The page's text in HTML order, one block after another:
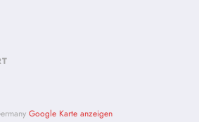
Google Karte anzeigen